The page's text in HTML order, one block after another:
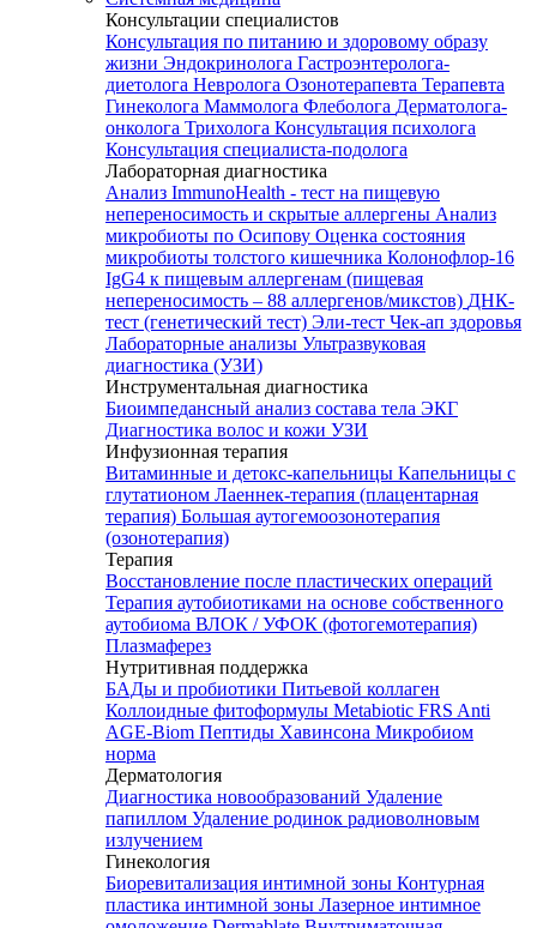
Консультации специалистов
Консультация по питанию и здоровому образу
жизни Эндокринолога Гастроэнтеролога-
диетолога Невролога Озонотерапевта Терапевта
Гинеколога Маммолога Флеболога Дерматолога-
онколога Трихолога Консультация психолога
Консультация специалиста-подолога
Лабораторная диагностика
Анализ ImmunoHealth - тест на пищевую
непереносимость и скрытые аллергены Анализ
микробиоты по Осипову Оценка состояния
микробиоты толстого кишечника Колонофлор-16
IgG4 к пищевым аллергенам (пищевая
непереносимость – 88 аллергенов/микстов) ДНК-
тест (генетический тест) Эли-тест Чек-ап здоровья
Лабораторные анализы Ультразвуковая
диагностика (УЗИ)
Инструментальная диагностика
Биоимпедансный анализ состава тела ЭКГ
Диагностика волос и кожи УЗИ
Инфузионная терапия
Витаминные и детокс-капельницы Капельницы с
глутатионом Лаеннек-терапия (плацентарная
терапия) Большая аутогемоозонотерапия
(озонотерапия)
Терапия
Восстановление после пластических операций
Терапия аутобиотиками на основе собственного
аутобиома ВЛОК / УФОК (фотогемотерапия)
Плазмаферез
Нутритивная поддержка
БАДы и пробиотики Питьевой коллаген
Коллоидные фитоформулы Metabiotic FRS Anti
AGE-Biom Пептиды Хавинсона Микробиом
норма
Дерматология
Диагностика новообразований Удаление
папиллом Удаление родинок радиоволновым
излучением
Гинекология
Биоревитализация интимной зоны Контурная
пластика интимной зоны Лазерное интимное